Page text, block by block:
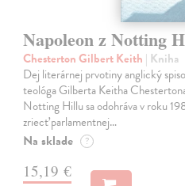
Napoleon z Notting
Chesterton Gilbert Keith | Kniha
Dej literárnej prvotiny anglický
teológa Gilberta Keitha
Notting Hillu sa odohráva v roku
zriecť parlamentnej…
Na sklade ?
15,19 €